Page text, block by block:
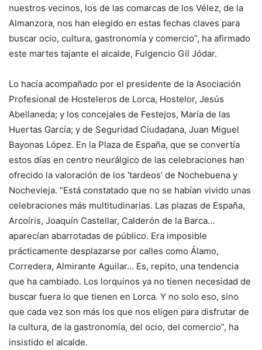
nuestros vecinos, los de las comarcas de los Vélez, de la
Almanzora, nos han elegido en estas fechas claves para
buscar ocio, cultura, gastronomía y comercio”, ha afirmado
este martes tajante el alcalde, Fulgencio Gil Jódar.
Lo hacía acompañado por el presidente de la Asociación
Profesional de Hosteleros de Lorca, Hostelor, Jesús
Abellaneda; y los concejales de Festejos, María de las
Huertas García; y de Seguridad Ciudadana, Juan Miguel
Bayonas López. En la Plaza de España, que se convertía
estos días en centro neurálgico de las celebraciones han
ofrecido la valoración de los ‘tardeos’ de Nochebuena y
Nochevieja. “Está constatado que no se habían vivido unas
celebraciones más multitudinarias. Las plazas de España,
Arcoíris, Joaquín Castellar, Calderón de la Barca…
aparecían abarrotadas de público. Era imposible
prácticamente desplazarse por calles como Álamo,
Corredera, Almirante Aguilar… Es, repito, una tendencia
que ha cambiado. Los lorquinos ya no tienen necesidad de
buscar fuera lo que tienen en Lorca. Y no solo eso, sino
que cada vez son más los que nos eligen para disfrutar de
la cultura, de la gastronomía, del ocio, del comercio”, ha
insistido el alcalde.